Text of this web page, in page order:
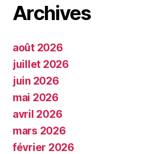
Archives
août 2026
juillet 2026
juin 2026
mai 2026
avril 2026
mars 2026
février 2026